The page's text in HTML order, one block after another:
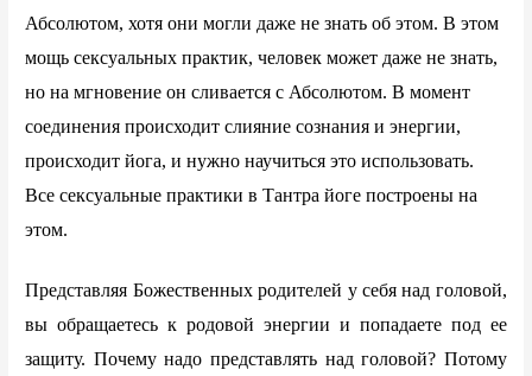
Абсолютом, хотя они могли даже не знать об этом. В этом
мощь сексуальных практик, человек может даже не знать,
но на мгновение он сливается с Абсолютом. В момент
соединения происходит слияние сознания и энергии,
происходит йога, и нужно научиться это использовать.
Все сексуальные практики в Тантра йоге построены на
этом.
Представляя Божественных родителей у себя над головой,
вы обращаетесь к родовой энергии и попадаете под ее
защиту. Почему надо представлять над головой? Потому